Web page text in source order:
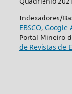
Indexadores/
EBSCO, Google
Portal Mineiro
de Revistas de